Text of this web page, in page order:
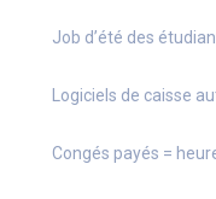
Job d’été des
Logiciels de caisse
Congés payés =